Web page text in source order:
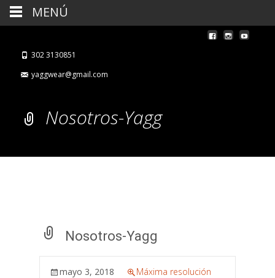
302 3130851
yaggwear@gmail.com
Nosotros-Yagg
Nosotros-Yagg
mayo 3, 2018
Máxima resolución
MENÚ